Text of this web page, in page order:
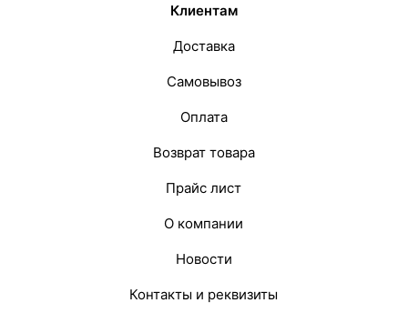
Клиентам
Доставка
Самовывоз
Оплата
Возврат товара
Прайс лист
О компании
Новости
Контакты и реквизиты